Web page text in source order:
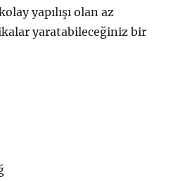
yapılışı olan az
yaratabileceğiniz bir